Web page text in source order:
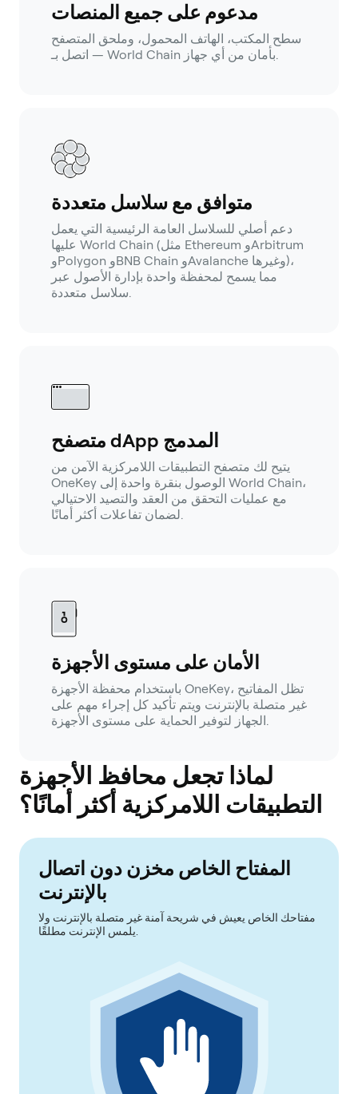
مدعوم على جميع المنصات
سطح المكتب، الهاتف المحمول، وملحق المتصفح
— اتصل بـ World Chain بأمان من أي جهاز.
متوافق مع سلاسل متعددة
دعم أصلي للسلاسل العامة الرئيسية التي يعمل
عليها World Chain (مثل Ethereum وArbitrum
وPolygon وBNB Chain وAvalanche وغيرها)،
مما يسمح لمحفظة واحدة بإدارة الأصول عبر
سلاسل متعددة.
متصفح dApp المدمج
يتيح لك متصفح التطبيقات اللامركزية الآمن من
OneKey الوصول بنقرة واحدة إلى World Chain،
مع عمليات التحقق من العقد والتصيد الاحتيالي
لضمان تفاعلات أكثر أمانًا.
الأمان على مستوى الأجهزة
باستخدام محفظة الأجهزة OneKey، تظل المفاتيح
غير متصلة بالإنترنت ويتم تأكيد كل إجراء مهم على
الجهاز لتوفير الحماية على مستوى الأجهزة.
لماذا تجعل محافظ الأجهزة
التطبيقات اللامركزية أكثر أمانًا؟
المفتاح الخاص مخزن دون اتصال
بالإنترنت
مفتاحك الخاص يعيش في شريحة آمنة غير متصلة بالإنترنت ولا